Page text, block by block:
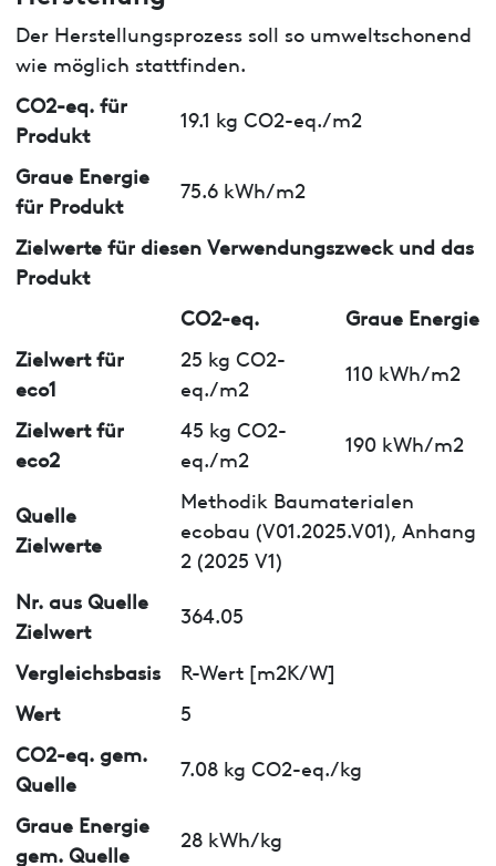
Der Herstellungsprozess soll so umweltschonend
wie möglich stattfinden.
CO2-eq. für
Produkt
19.1 kg CO2-eq./m2
Graue Energie
für Produkt
75.6 kWh/m2
Zielwerte für diesen Verwendungszweck und das
Produkt
CO2-eq.
Graue Energie
Zielwert für
eco1
25 kg CO2-
eq./m2
110 kWh/m2
Zielwert für
eco2
45 kg CO2-
eq./m2
190 kWh/m2
Quelle
Zielwerte
Methodik Baumaterialen
ecobau (V01.2025.V01), Anhang
2 (2025 V1)
Nr. aus Quelle
Zielwert
364.05
Vergleichsbasis
R-Wert [m2K/W]
Wert
5
CO2-eq. gem.
Quelle
7.08 kg CO2-eq./kg
Graue Energie
gem. Quelle
28 kWh/kg